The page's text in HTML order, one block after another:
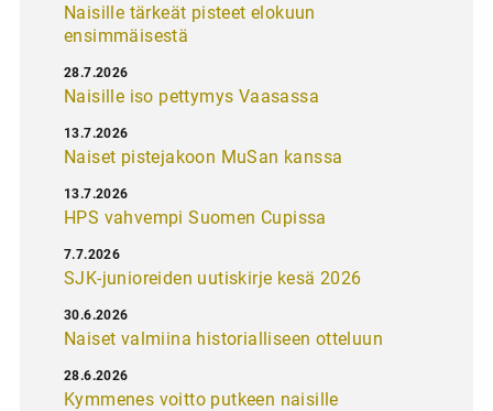
Naisille tärkeät pisteet elokuun
ensimmäisestä
Naisille iso pettymys Vaasassa
28.7.2026
Naiset pistejakoon MuSan kanssa
13.7.2026
HPS vahvempi Suomen Cupissa
13.7.2026
SJK-junioreiden uutiskirje kesä 2026
7.7.2026
Naiset valmiina historialliseen otteluun
30.6.2026
Kymmenes voitto putkeen naisille
28.6.2026